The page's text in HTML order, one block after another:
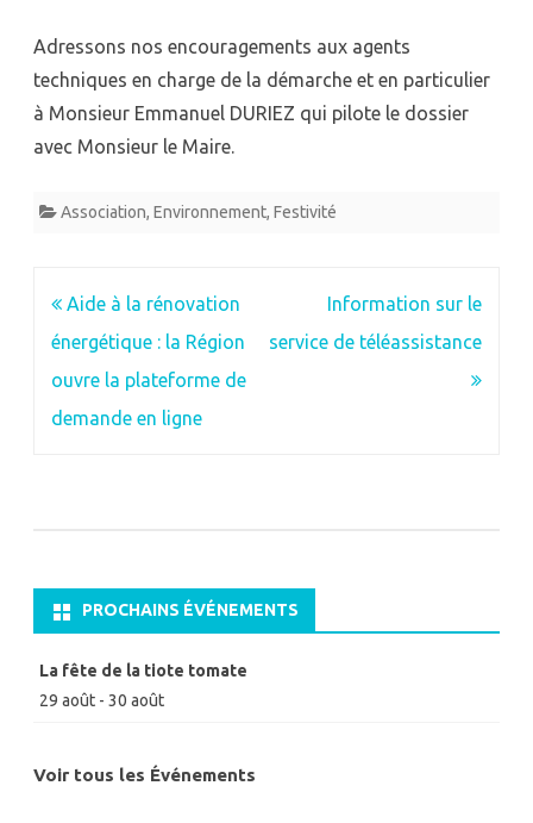
Adressons nos encouragements aux agents
techniques en charge de la démarche et en particulier
à Monsieur Emmanuel DURIEZ qui pilote le dossier
avec Monsieur le Maire.
Association, Environnement, Festivité
Navigation
de
l’article
Aide à la rénovation
énergétique : la Région
ouvre la plateforme de
demande en ligne
Information sur le
service de téléassistance
PROCHAINS ÉVÉNEMENTS
La fête de la tiote tomate
29 août - 30 août
Voir tous les Événements